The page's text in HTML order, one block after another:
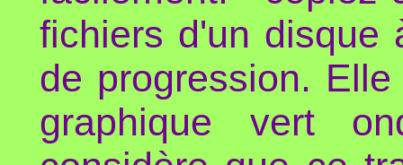
fichiers d'un disque
de progression.
graphique vert